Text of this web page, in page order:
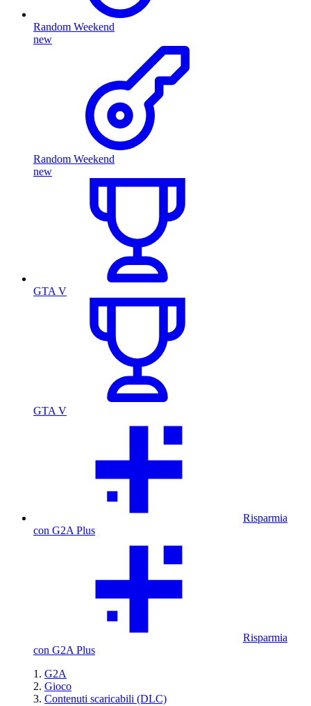
Random Weekend
new
Random Weekend
new
GTA V
GTA V
Risparmia
con G2A Plus
Risparmia
con G2A Plus
G2A
Gioco
Contenuti scaricabili (DLC)